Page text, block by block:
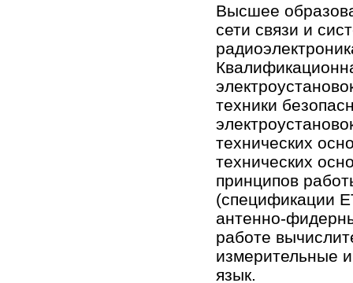
Высшее
сети связи и
техники
технических
технических
принципов
(спецификации
антенно-
работе
измерительные
язык.